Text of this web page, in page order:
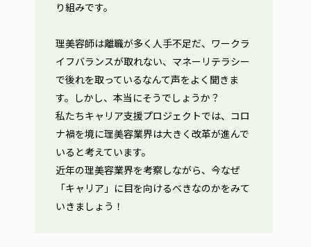
り組みです。
理美容師は離職が多く人手不足だ、ワークラ
イフバランスが取れない、マネーリテラシー
で後れを取っているなんて声をよく聞きま
す。しかし、本当にそうでしょうか？
私たちキャリア支援プロジェクトでは、コロ
ナ禍を境に理美容業界は大きく改革が進んで
いると考えています。
近年の理美容業界を考察しながら、今なぜ
「キャリア」に目を向けるべきなのかをみて
いきましょう！